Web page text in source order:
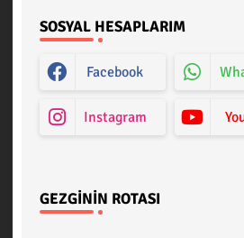
SOSYAL HESAPLARIM
Facebook
Instagram
GEZGININ ROTASI